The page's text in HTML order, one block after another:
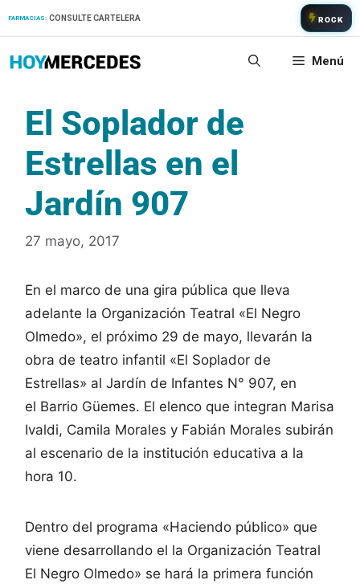
FARMACIAS: CONSULTE CARTELERA ROCK
Menú
El Soplador de
Estrellas en el
Jardín 907
27 mayo, 2017
En el marco de una gira pública que lleva
adelante la Organización Teatral «El Negro
Olmedo», el próximo 29 de mayo, llevarán la
obra de teatro infantil «El Soplador de
Estrellas» al Jardín de Infantes N° 907, en
el Barrio Güemes. El elenco que integran Marisa
Ivaldi, Camila Morales y Fabián Morales subirán
al escenario de la institución educativa a la
hora 10.
Dentro del programa «Haciendo público» que
viene desarrollando el la Organización Teatral
El Negro Olmedo» se hará la primera función